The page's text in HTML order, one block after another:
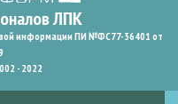
информации ПИ №ФС77-36401 от
- 2022